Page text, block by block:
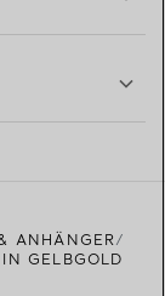
ANHÄNGER
GELBGOLD